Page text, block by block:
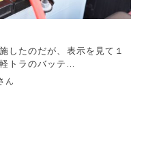
たのだが、表示を見て１
トラのバッテ...
ん